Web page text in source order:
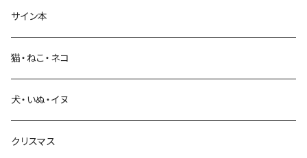
生活・暮らし
芸術・絵画・写真
サイン本
猫・ねこ・ネコ
犬・いぬ・イヌ
クリスマス